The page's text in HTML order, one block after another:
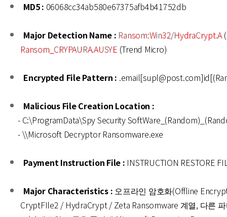
MD5 : 06068cc34ab580e67375afb4b41752db
Major Detection Name : Ransom:Win32/HydraCrypt.A
Ransom_CRYPAURA.AUSYE (Trend Micro)
Encrypted File Pattern :
Malicious File Creation Location :
- C:\ProgramData\Spy Security
- \\Microsoft Decryptor Ransomware.exe
Payment Instruction File : INSTRUCTION RESTORE
Major Characteristics : 오프라인 암호화(Offline
CryptFIle2 / HydraCrypt / Zeta Ransomware 계열, 다른